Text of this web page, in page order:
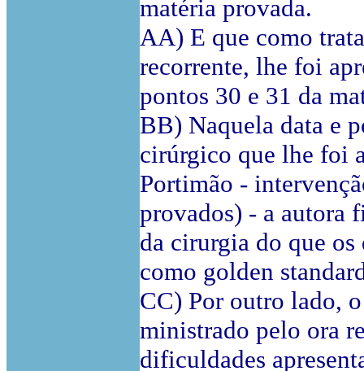
matéria provada.
AA) E que como
recorrente, lhe foi
pontos 30 e 31 da
BB) Naquela data e
cirúrgico que lhe foi
Portimão -
provados) - a autora
da cirurgia do que
como golden
CC) Por outro lado,
ministrado pelo ora
dificuldades